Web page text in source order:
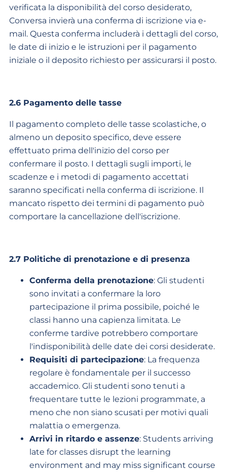
verificata la disponibilità del corso desiderato,
Conversa invierà una conferma di iscrizione via e-
mail. Questa conferma includerà i dettagli del corso,
le date di inizio e le istruzioni per il pagamento
iniziale o il deposito richiesto per assicurarsi il posto.
2.6 Pagamento delle tasse
Il pagamento completo delle tasse scolastiche, o
almeno un deposito specifico, deve essere
effettuato prima dell'inizio del corso per
confermare il posto. I dettagli sugli importi, le
scadenze e i metodi di pagamento accettati
saranno specificati nella conferma di iscrizione. Il
mancato rispetto dei termini di pagamento può
comportare la cancellazione dell'iscrizione.
2.7 Politiche di prenotazione e di presenza
Conferma della prenotazione: Gli studenti
sono invitati a confermare la loro
partecipazione il prima possibile, poiché le
classi hanno una capienza limitata. Le
conferme tardive potrebbero comportare
l'indisponibilità delle date dei corsi desiderate.
Requisiti di partecipazione: La frequenza
regolare è fondamentale per il successo
accademico. Gli studenti sono tenuti a
frequentare tutte le lezioni programmate, a
meno che non siano scusati per motivi quali
malattia o emergenza.
Arrivi in ritardo e assenze: Students arriving
late for classes disrupt the learning
environment and may miss significant course